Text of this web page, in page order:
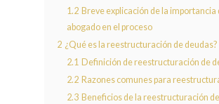
1.2 Breve explicación de la importancia
abogado en el proceso
2 ¿Qué es la reestructuración de deudas?
2.1 Definición de reestructuración de
2.2 Razones comunes para
2.3 Beneficios de la reestructuración